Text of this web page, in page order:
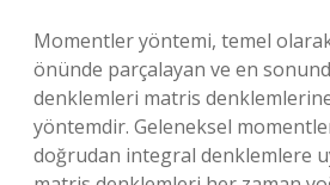
Momentler yöntemi, temel
önünde parçalayan ve en
denklemleri matris
yöntemdir. Geleneksel
doğrudan integral denklemlere